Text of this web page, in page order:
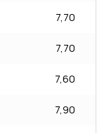
7,70
7,70
7,60
7,90